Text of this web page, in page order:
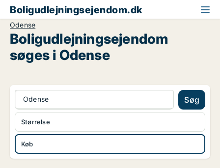
Boligudlejningsejendom.dk
Odense
Boligudlejningsejendom
søges i Odense
Odense Søg
Køb
Størrelse